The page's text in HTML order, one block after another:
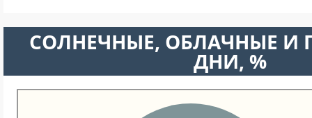
CОЛНЕЧНЫЕ, ОБЛАЧНЫЕ И
ДНИ, %